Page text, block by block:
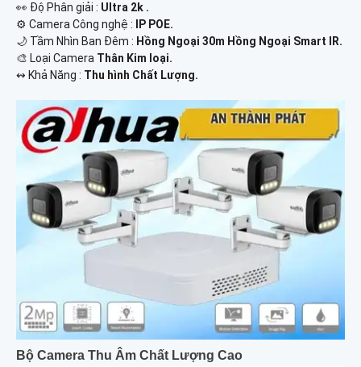
️👀 Độ Phân giải : Ultra 2k .
⚙ Camera Công nghệ :
IP POE.
🌙 Tầm Nhìn Ban Đêm : Hồng Ngoại 30m Hồng Ngoại Smart IR.
🎨 Loại Camera Thân Kim loại.
️↭ Khả Năng : Thu hình Chất Lượng.
Bộ Camera Thu Âm Chất Lượng Cao